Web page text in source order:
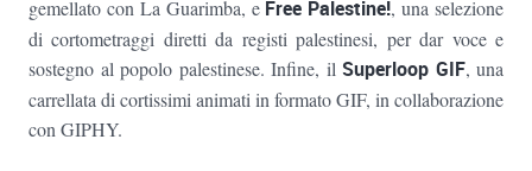
gemellato con La Guarimba, e Free Palestine!, una selezione
di cortometraggi diretti da registi palestinesi, per dar voce e
sostegno al popolo palestinese. Infine, il Superloop GIF, una
carrellata di cortissimi animati in formato GIF, in collaborazione
con GIPHY.